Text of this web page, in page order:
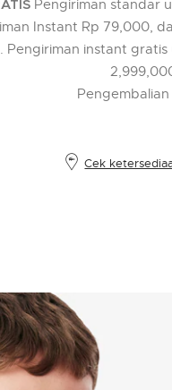
Pengiriman standar
Instant Rp 79,000,
Pengiriman instant
Cek